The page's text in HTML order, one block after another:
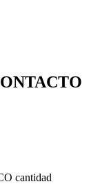
cantidad